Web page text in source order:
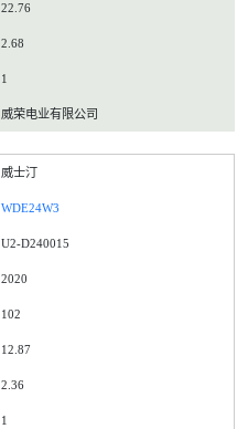
22.76
2.68
1
威荣电业有限公司
威士汀
WDE24W3
U2-D240015
2020
102
12.87
2.36
1